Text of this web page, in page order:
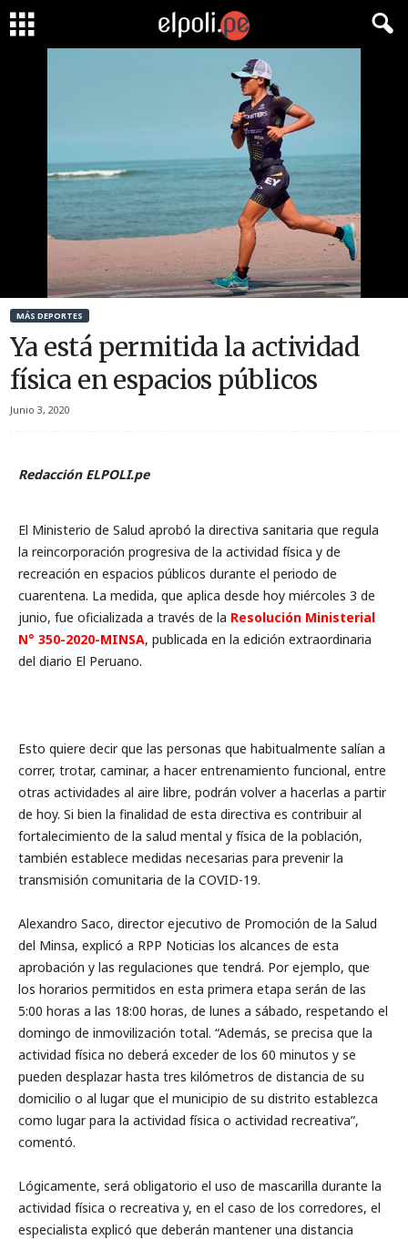
MÁS DEPORTES
Ya está permitida la actividad
física en espacios públicos
Junio 3, 2020
Redacción ELPOLI.pe
El Ministerio de Salud aprobó la directiva sanitaria que regula
la reincorporación progresiva de la actividad física y de
recreación en espacios públicos durante el periodo de
cuarentena. La medida, que aplica desde hoy miércoles 3 de
junio, fue oficializada a través de la Resolución Ministerial
N° 350-2020-MINSA, publicada en la edición extraordinaria
del diario El Peruano.
Esto quiere decir que las personas que habitualmente salían a
correr, trotar, caminar, a hacer entrenamiento funcional, entre
otras actividades al aire libre, podrán volver a hacerlas a partir
de hoy. Si bien la finalidad de esta directiva es contribuir al
fortalecimiento de la salud mental y física de la población,
también establece medidas necesarias para prevenir la
transmisión comunitaria de la COVID-19.
Alexandro Saco, director ejecutivo de Promoción de la Salud
del Minsa, explicó a RPP Noticias los alcances de esta
aprobación y las regulaciones que tendrá. Por ejemplo, que
los horarios permitidos en esta primera etapa serán de las
5:00 horas a las 18:00 horas, de lunes a sábado, respetando el
domingo de inmovilización total. “Además, se precisa que la
actividad física no deberá exceder de los 60 minutos y se
pueden desplazar hasta tres kilómetros de distancia de su
domicilio o al lugar que el municipio de su distrito establezca
como lugar para la actividad física o actividad recreativa”,
comentó.
Lógicamente, será obligatorio el uso de mascarilla durante la
actividad física o recreativa y, en el caso de los corredores, el
especialista explicó que deberán mantener una distancia